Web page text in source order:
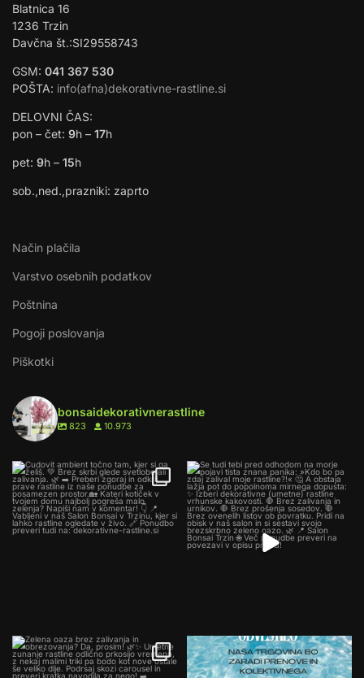
Blatnica 16
1236 Trzin
Davčna št.:SI29558743
GSM: 041 367 530
POŠTA: info(afna)dekorativne-rastline.si
DELOVNI ČAS:
pon – čet: 9h – 17h
pet: 9h – 15h
sob.,ned.,prazniki: zaprto
Način plačila
Varstvo osebnih podatkov
Poštnina
Pogoji poslovanja
Piškotki
bonsaidekorativnerastline
823 10.973